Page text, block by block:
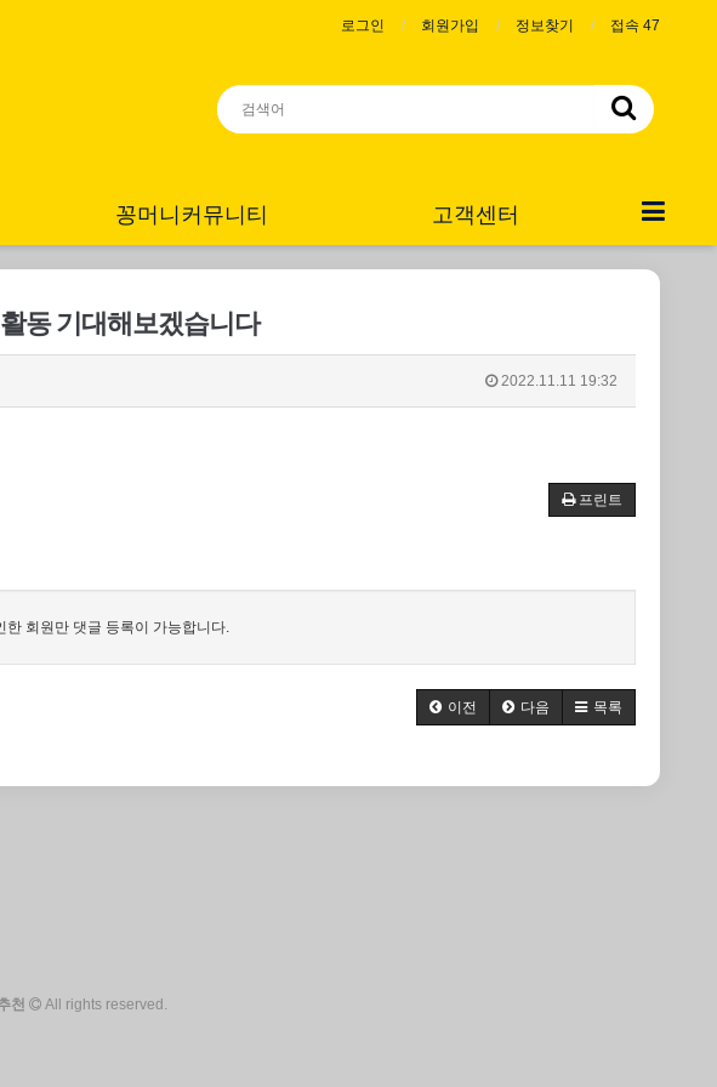
로그인 회원가입 정보찾기 접속 47
꽁머니커뮤니티 고객센터
동 기대해보겠습니다
2022.11.11 19:32
프린트
한 회원만 댓글 등록이 가능합니다.
이전 다음 목록
천 All rights reserved.